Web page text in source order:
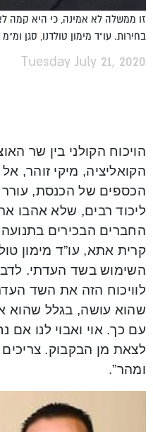
זו ממשלה לא אמינה, כי היא קמה
בחירות. עו"ד מימון טולדנו, סגן
Tuesday July 21, 2020
הויכוח הקולני בין שר
הקואליציה, מיקי זוהר,
הכספים של הכנסת,
ליכוד רבים, שלא אהבו
החברים הבכירים
קרית אתא, עו”ד מימון
השימוש בשד העדתי.
לוויכוח הזה את השד
שהוא עושה, בגלל שהוא
עם כך. אוי ואבוי לנו אם
לצאת מן הבקבוק.
ומהר”.